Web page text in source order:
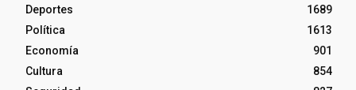
Deportes
1689
Política
1613
Economía
901
Cultura
854